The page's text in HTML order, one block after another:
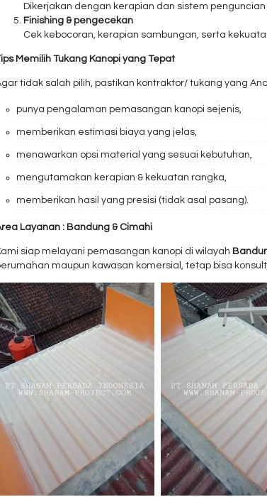
Dikerjakan dengan kerapian dan sistem penguncian
Finishing & pengecekan
Cek kebocoran, kerapian sambungan, serta
Memilih Tukang Kanopi yang Tepat
tidak salah pilih, pastikan kontraktor/ tukang yang
punya pengalaman pemasangan kanopi sejenis,
memberikan estimasi biaya yang jelas,
menawarkan opsi material yang sesuai kebutuhan,
mengutamakan kerapian & kekuatan rangka,
memberikan hasil yang presisi (tidak asal pasang).
Layanan : Bandung & Cimahi
siap melayani pemasangan kanopi di wilayah
maupun kawasan komersial, tetap bisa